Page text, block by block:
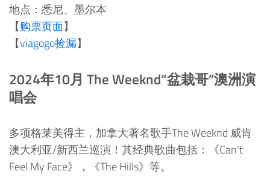
地点：悉尼、墨尔本
【购票页面】
【viagogo捡漏】
2024年10月 The Weeknd“盆栽哥”澳洲演
唱会
多项格莱美得主，加拿大著名歌手The Weeknd 威肯
澳大利亚/新西兰巡演！其经典歌曲包括：《Can’t
Feel My Face》，《The Hills》等。